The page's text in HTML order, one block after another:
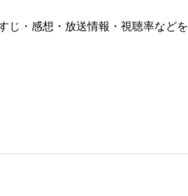
じ・感想・放送情報・視聴率などを